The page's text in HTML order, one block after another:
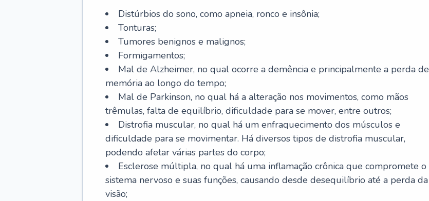
Distúrbios do sono, como apneia, ronco e insônia;
Tonturas;
Tumores benignos e malignos;
Formigamentos;
Mal de Alzheimer, no qual ocorre a demência e principalmente a perda de
memória ao longo do tempo;
Mal de Parkinson, no qual há a alteração nos movimentos, como mãos
trêmulas, falta de equilíbrio, dificuldade para se mover, entre outros;
Distrofia muscular, no qual há um enfraquecimento dos músculos e
dificuldade para se movimentar. Há diversos tipos de distrofia muscular,
podendo afetar várias partes do corpo;
Esclerose múltipla, no qual há uma inflamação crônica que compromete o
sistema nervoso e suas funções, causando desde desequilíbrio até a perda da
visão;